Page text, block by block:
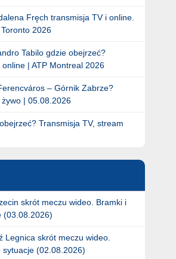
Fręch transmisja TV i online.
2026
Tabilo gdzie obejrzeć?
| ATP Montreal 2026
– Górnik Zabrze?
| 05.08.2026
Transmisja TV, stream
skrót meczu wideo. Bramki i
(03.08.2026)
Legnica skrót meczu wideo.
sytuacje (02.08.2026)